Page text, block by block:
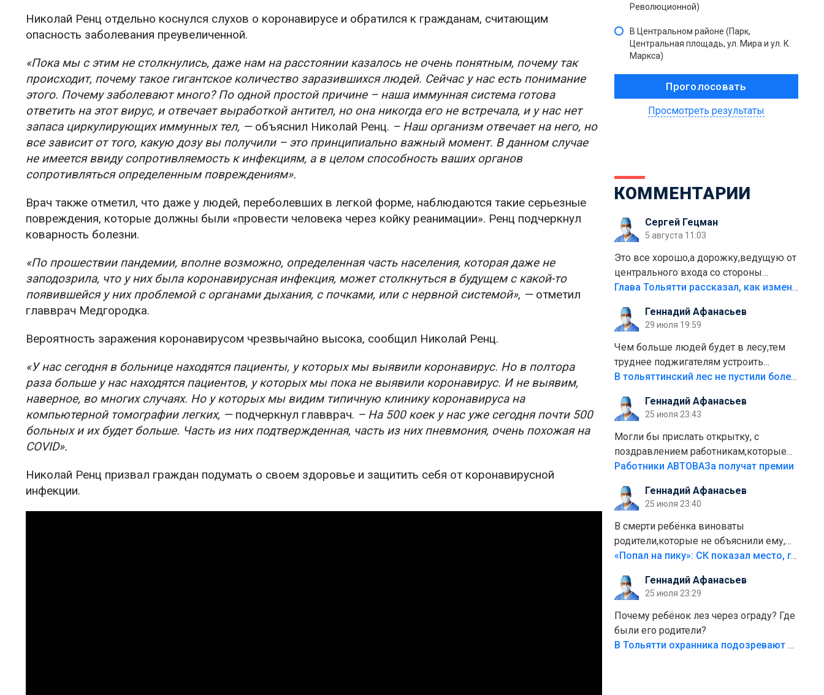
Николай Ренц отдельно коснулся слухов о коронавирусе и обратился к гражданам, считающим
опасность заболевания преувеличенной.
«Пока мы с этим не столкнулись, даже нам на расстоянии казалось не очень понятным, почему так
происходит, почему такое гигантское количество заразившихся людей. Сейчас у нас есть понимание
этого. Почему заболевают много? По одной простой причине – наша иммунная система готова
ответить на этот вирус, и отвечает выработкой антител, но она никогда его не встречала, и у нас нет
запаса циркулирующих иммунных тел, — объяснил Николай Ренц. – Наш организм отвечает на него, но
все зависит от того, какую дозу вы получили – это принципиально важный момент. В данном случае
не имеется ввиду сопротивляемость к инфекциям, а в целом способность ваших органов
сопротивляться определенным повреждениям».
Врач также отметил, что даже у людей, переболевших в легкой форме, наблюдаются такие серьезные
повреждения, которые должны были «провести человека через койку реанимации». Ренц подчеркнул
коварность болезни.
«По прошествии пандемии, вполне возможно, определенная часть населения, которая даже не
заподозрила, что у них была коронавирусная инфекция, может столкнуться в будущем с какой-то
появившейся у них проблемой с органами дыхания, с почками, или с нервной системой», —отметил
главврач Медгородка.
Вероятность заражения коронавирусом чрезвычайно высока, сообщил Николай Ренц.
«У нас сегодня в больнице находятся пациенты, у которых мы выявили коронавирус. Но в полтора
раза больше у нас находятся пациентов, у которых мы пока не выявили коронавирус. И не выявим,
наверное, во многих случаях. Но у которых мы видим типичную клинику коронавируса на
компьютерной томографии легких, — подчеркнул главврач. – На 500 коек у нас уже сегодня почти 500
больных и их будет больше. Часть из них подтвержденная, часть из них пневмония, очень похожая на
COVID».
Николай Ренц призвал граждан подумать о своем здоровье и защитить себя от коронавирусной
инфекции.
Революционной)
В Центральном районе (Парк,
Центральная площадь, ул. Мира и ул. К.
Маркса)
Просмотреть результаты
КОММЕНТАРИИ
Сергей Гецман
5 августа 11:03
Это все хорошо,а дорожку,ведущую от
центрального входа со стороны
кафе"Мираж" к аттракционам слабо
плитки не хватило,т.к.осенью и зимой
лежала в парке и испортилась.Да
еще,видимо,часть украли.
Глава Тольятти рассказал, как изменится парк Центрального района
Геннадий Афанасьев
29 июля 19:59
Чем больше людей будет в лесу,тем
труднее поджигателям устроить
пожар.Тех кто разводит костры,тех
полно стоит,почему водители всё
равно едут в лес? Штрафы мизерные.
В тольяттинский лес не пустили более тысячи автомобилей
Геннадий Афанасьев
25 июля 23:43
Могли бы прислать открытку, с
поздравлением работникам,которые
больше сорока лет отработали на
Работники АВТОВАЗа получат премии
Геннадий Афанасьев
25 июля 23:40
В смерти ребёнка виноваты
родители,которые не объяснили ему,
что такое хорошо и что такое плохо!
безумия,есть же калитка,ворота!
Жалко ребёнка,но он сам выбрал свою
судьбу.
«Попал на пику»: СК показал место, где был смертельно травмирован ребенок в Тольятти
Геннадий Афанасьев
25 июля 23:29
Почему ребёнок лез через ограду? Где
были его родители?
В Тольятти охранника подозревают в причинении смерти ребенку